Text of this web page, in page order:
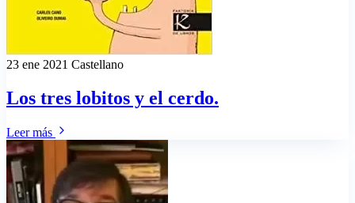
23 ene 2021 Castellano
Los tres lobitos y el cerdo.
Leer más